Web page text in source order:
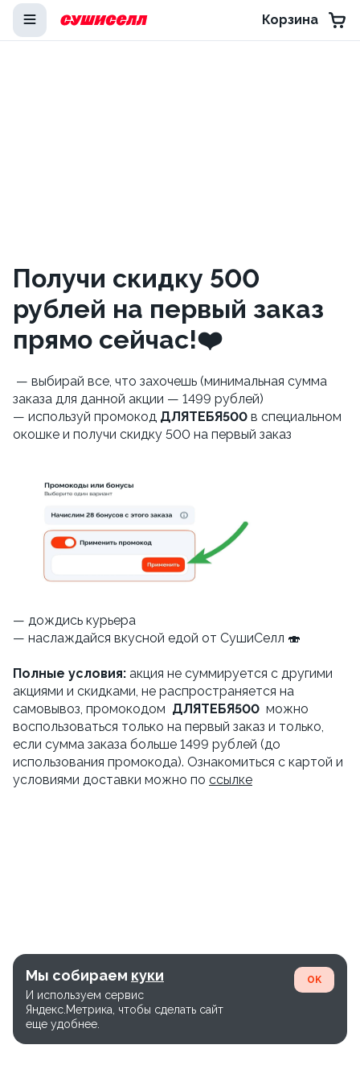
Корзина
Получи скидку 500
рублей на первый заказ
прямо сейчас!❤️
— выбирай все, что захочешь (минимальная сумма
заказа для данной акции — 1499 рублей)
— используй промокод ДЛЯТЕБЯ500 в специальном
окошке и получи скидку 500 на первый заказ
— дождись курьера
— наслаждайся вкусной едой от СушиСелл 🍣
Полные условия: акция не суммируется с другими
акциями и скидками, не распространяется на
самовывоз, промокодом ДЛЯТЕБЯ500 можно
воспользоваться только на первый заказ и только,
если сумма заказа больше 1499 рублей (до
использования промокода). Ознакомиться с картой и
условиями доставки можно по ссылке
Мы собираем куки
И используем сервис
Яндекс.Метрика, чтобы сделать сайт
еще удобнее.
OK